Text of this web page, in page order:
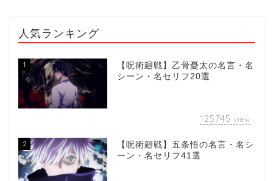
人気ランキング
1
【呪術廻戦】乙骨憂太の名言・名
シーン・名セリフ20選
125745 view
2
【呪術廻戦】五条悟の名言・名シ
ーン・名セリフ41選